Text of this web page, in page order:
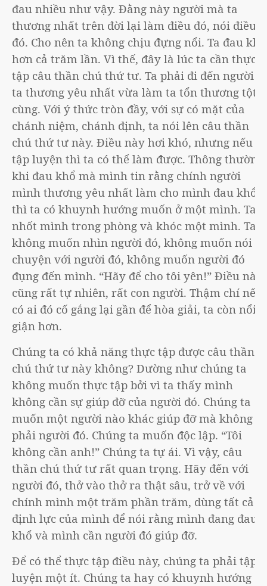
đau nhiều như vậy. Đằng này người mà ta
thương nhất trên đời lại làm điều đó, nói điều
đó. Cho nên ta không chịu đựng nổi. Ta đau khổ
hơn cả trăm lần. Vì thế, đây là lúc ta cần thực
tập câu thần chú thứ tư. Ta phải đi đến người
ta thương yêu nhất vừa làm ta tổn thương tột
cùng. Với ý thức tròn đầy, với sự có mặt của
chánh niệm, chánh định, ta nói lên câu thần
chú thứ tư này. Điều này hơi khó, nhưng nếu
tập luyện thì ta có thể làm được. Thông thường,
khi đau khổ mà mình tin rằng chính người
mình thương yêu nhất làm cho mình đau khổ,
thì ta có khuynh hướng muốn ở một mình. Ta
nhốt mình trong phòng và khóc một mình. Ta
không muốn nhìn người đó, không muốn nói
chuyện với người đó, không muốn người đó
đụng đến mình. “Hãy để cho tôi yên!” Điều này
cũng rất tự nhiên, rất con người. Thậm chí nếu
có ai đó cố gắng lại gần để hòa giải, ta còn nổi
giận hơn.
Chúng ta có khả năng thực tập được câu thần
chú thứ tư này không? Dường như chúng ta
không muốn thực tập bởi vì ta thấy mình
không cần sự giúp đỡ của người đó. Chúng ta
muốn một người nào khác giúp đỡ mà không
phải người đó. Chúng ta muốn độc lập. “Tôi
không cần anh!” Chúng ta tự ái. Vì vậy, câu
thần chú thứ tư rất quan trọng. Hãy đến với
người đó, thở vào thở ra thật sâu, trở về với
chính mình một trăm phần trăm, dùng tất cả
định lực của mình để nói rằng mình đang đau
khổ và mình cần người đó giúp đỡ.
Để có thể thực tập điều này, chúng ta phải tập
luyện một ít. Chúng ta hay có khuynh hướng